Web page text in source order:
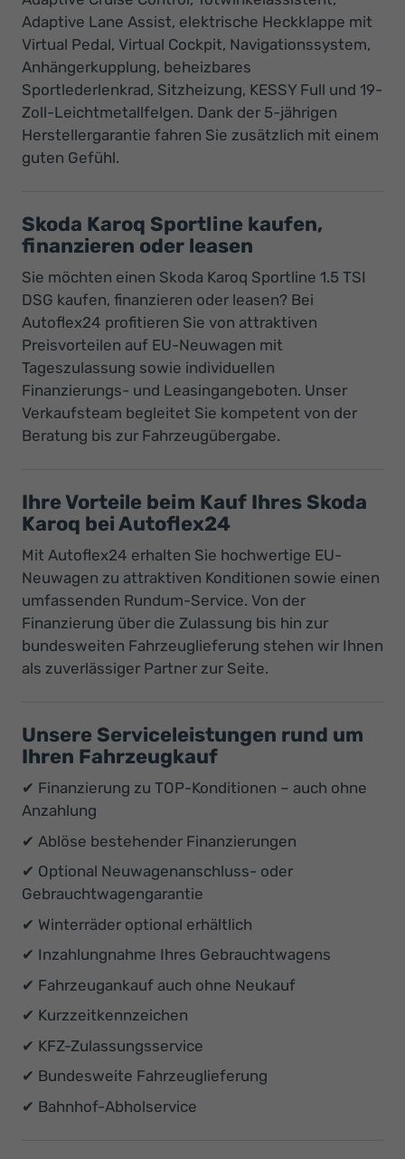
Adaptive Lane Assist, elektrische Heckklappe mit
Virtual Pedal, Virtual Cockpit, Navigationssystem,
Anhängerkupplung, beheizbares
Sportlederlenkrad, Sitzheizung, KESSY Full und 19-
Zoll-Leichtmetallfelgen. Dank der 5-jährigen
Herstellergarantie fahren Sie zusätzlich mit einem
guten Gefühl.
Skoda Karoq Sportline kaufen,
finanzieren oder leasen
Sie möchten einen Skoda Karoq Sportline 1.5 TSI
DSG kaufen, finanzieren oder leasen? Bei
Autoflex24 profitieren Sie von attraktiven
Preisvorteilen auf EU-Neuwagen mit
Tageszulassung sowie individuellen
Finanzierungs- und Leasingangeboten. Unser
Verkaufsteam begleitet Sie kompetent von der
Beratung bis zur Fahrzeugübergabe.
Ihre Vorteile beim Kauf Ihres Skoda
Karoq bei Autoflex24
Mit Autoflex24 erhalten Sie hochwertige EU-
Neuwagen zu attraktiven Konditionen sowie einen
umfassenden Rundum-Service. Von der
Finanzierung über die Zulassung bis hin zur
bundesweiten Fahrzeuglieferung stehen wir Ihnen
als zuverlässiger Partner zur Seite.
Unsere Serviceleistungen rund um
Ihren Fahrzeugkauf
✔ Finanzierung zu TOP-Konditionen – auch ohne
Anzahlung
✔ Ablöse bestehender Finanzierungen
✔ Optional Neuwagenanschluss- oder
Gebrauchtwagengarantie
✔ Winterräder optional erhältlich
✔ Inzahlungnahme Ihres Gebrauchtwagens
✔ Fahrzeugankauf auch ohne Neukauf
✔ Kurzzeitkennzeichen
✔ KFZ-Zulassungsservice
✔ Bundesweite Fahrzeuglieferung
✔ Bahnhof-Abholservice